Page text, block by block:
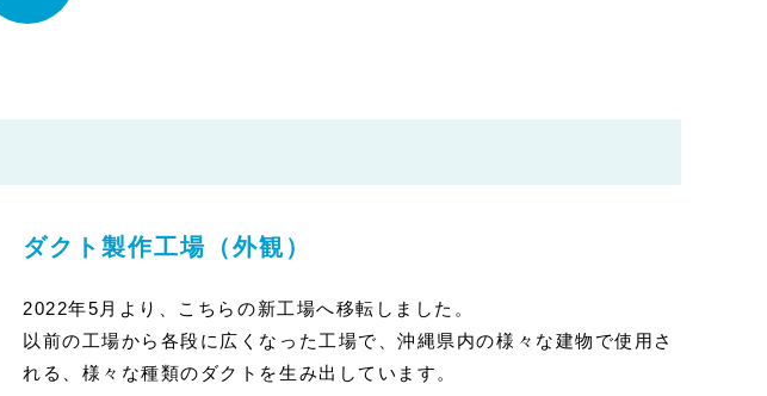
ダクト製作工場（外観）
2022年5月より、こちらの新工場へ移転しました。
以前の工場から各段に広くなった工場で、沖縄県内の様々な建物で使用さ
れる、様々な種類のダクトを生み出しています。